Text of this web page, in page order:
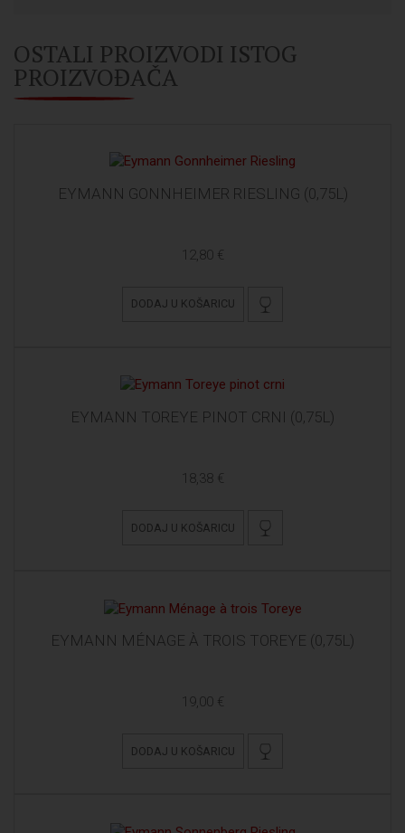
OSTALI PROIZVODI ISTOG
PROIZVOĐAČA
EYMANN GONNHEIMER RIESLING (0,75L)
12,80 €
DODAJ U KOŠARICU
EYMANN TOREYE PINOT CRNI (0,75L)
18,38 €
DODAJ U KOŠARICU
EYMANN MÉNAGE À TROIS TOREYE (0,75L)
19,00 €
DODAJ U KOŠARICU